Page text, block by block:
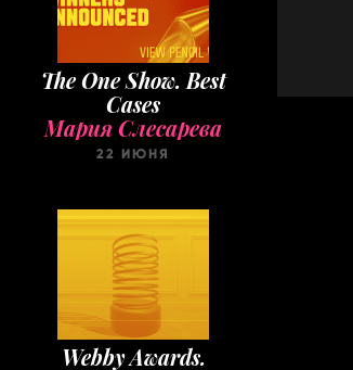
The One Show. Best
Cases
Мария Слесарева
22 ИЮНЯ
Webby Awards.
Winners 2020